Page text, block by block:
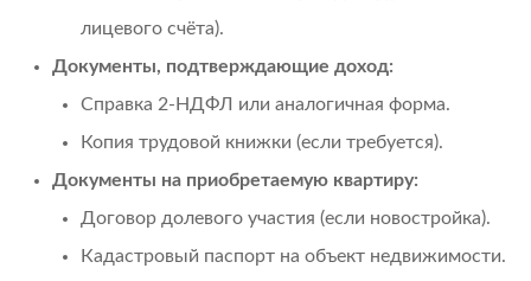
лицевого счёта).
Документы, подтверждающие доход:
Справка 2-НДФЛ или аналогичная форма.
Копия трудовой книжки (если требуется).
Документы на приобретаемую квартиру:
Договор долевого участия (если новостройка).
Кадастровый паспорт на объект недвижимости.